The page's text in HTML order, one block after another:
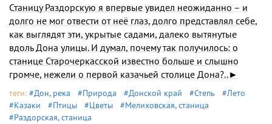
Станицу Раздорскую я впервые увидел неожиданно – и
долго не мог отвести от неё глаз, долго представлял себе,
как выглядят эти, укрытые садами, далеко вытянутые
вдоль Дона улицы. И думал, почему так получилось: о
станице Старочеркасской известно больше и слышно
громче, нежели о первой казачьей столице Дона?..►
теги: #Дон, река #Природа #Донской край #Степь
#Лето
#Казаки
#Птицы #Цветы
#Мелиховская, станица
#Раздорская, станица